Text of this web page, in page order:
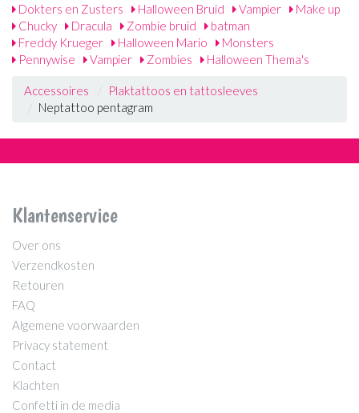
Dokters en Zusters
Halloween Bruid Vampier
Make up
Chucky
Dracula Zombie bruid
batman
Freddy Krueger
Halloween Mario
Monsters
Pennywise
Vampier Zombies Halloween Thema's
Accessoires
Plaktattoos en tattosleeves
Neptattoo pentagram
Klantenservice
Over ons
Verzendkosten
Retouren
FAQ
Algemene voorwaarden
Privacy statement
Contact
Klachten
Confetti in de media